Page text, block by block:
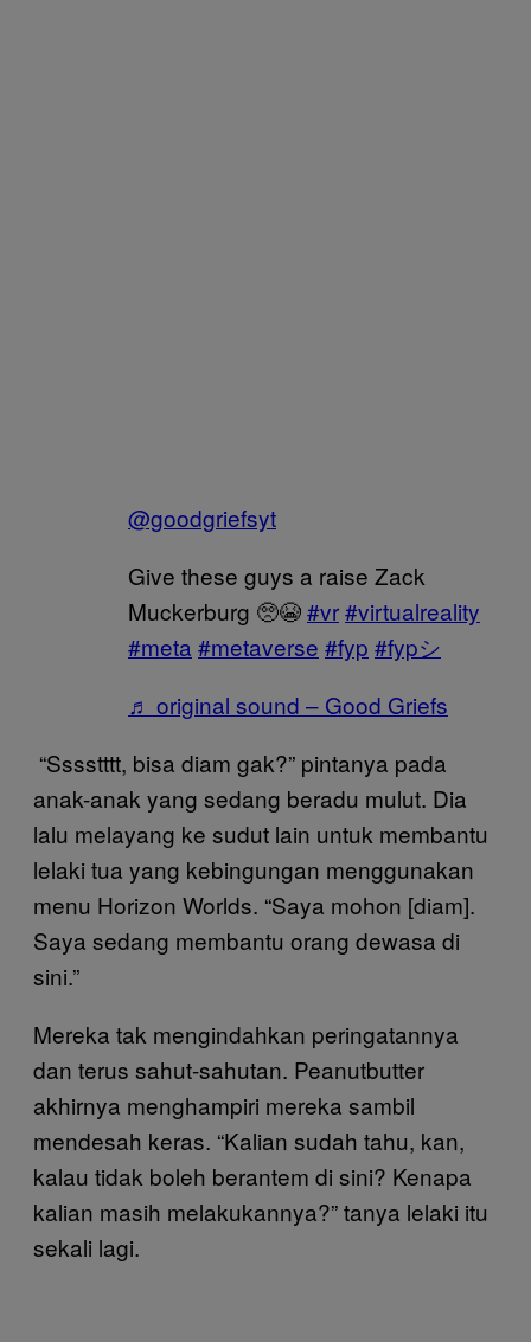
@goodgriefsyt
Give these guys a raise Zack
Muckerburg 🥺😭#vr#virtualreality
#meta #metaverse #fyp #fypシ
♬ original sound – Good Griefs
“Sssstttt, bisa diam gak?” pintanya pada
anak-anak yang sedang beradu mulut. Dia
lalu melayang ke sudut lain untuk membantu
lelaki tua yang kebingungan menggunakan
menu Horizon Worlds. “Saya mohon [diam].
Saya sedang membantu orang dewasa di
sini.”
Mereka tak mengindahkan peringatannya
dan terus sahut-sahutan. Peanutbutter
akhirnya menghampiri mereka sambil
mendesah keras. “Kalian sudah tahu, kan,
kalau tidak boleh berantem di sini? Kenapa
kalian masih melakukannya?” tanya lelaki itu
sekali lagi.